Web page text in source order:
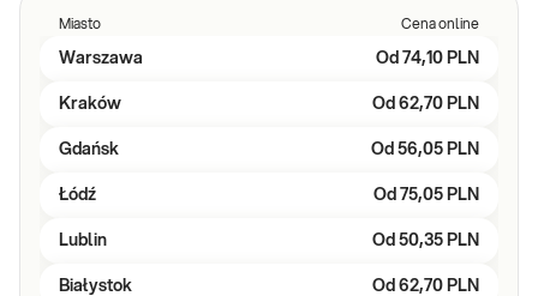
Miasto Cena online
Warszawa Od 74,10 PLN
Kraków Od 62,70 PLN
Gdańsk Od 56,05 PLN
Łódź Od 75,05 PLN
Lublin Od 50,35 PLN
Białystok Od 62,70 PLN